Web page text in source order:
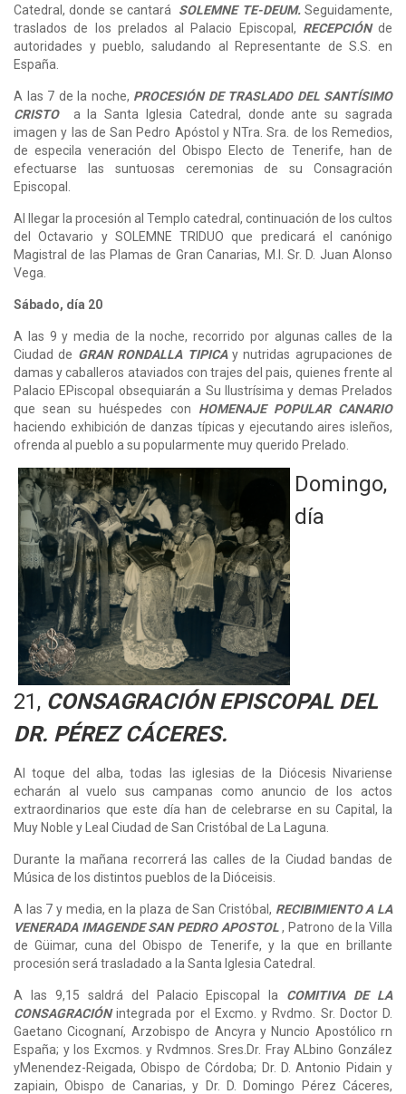
Catedral, donde se cantará SOLEMNE TE-DEUM.Seguidamente,
traslados de los prelados al Palacio Episcopal, RECEPCIÓNde
autoridades y pueblo, saludando al Representante de S.S. en
España.
A las 7 de la noche, PROCESIÓN DE TRASLADO DEL SANTÍSIMO
CRISTOa la Santa Iglesia Catedral, donde ante su sagrada
imagen y las de San Pedro Apóstol y NTra. Sra. de los Remedios,
de especila veneración del Obispo Electo de Tenerife, han de
efectuarse las suntuosas ceremonias de su Consagración
Episcopal.
Al llegar la procesión al Templo catedral, continuación de los cultos
del Octavario y SOLEMNE TRIDUO que predicará el canónigo
Magistral de las Plamas de Gran Canarias, M.I. Sr. D. Juan Alonso
Vega.
Sábado, día 20
A las 9 y media de la noche, recorrido por algunas calles de la
Ciudad de GRAN RONDALLA TIPICAy nutridas agrupaciones de
damas y caballeros ataviados con trajes del pais, quienes frente al
Palacio EPiscopal obsequiarán a Su Ilustrísima y demas Prelados
que sean su huéspedes con HOMENAJE POPULAR CANARIO
haciendo exhibición de danzas típicas y ejecutando aires isleños,
ofrenda al pueblo a su popularmente muy querido Prelado.
Domingo,
día
21, CONSAGRACIÓN EPISCOPAL DEL
DR. PÉREZ CÁCERES.
Al toque del alba, todas las iglesias de la Diócesis Nivariense
echarán al vuelo sus campanas como anuncio de los actos
extraordinarios que este día han de celebrarse en su Capital, la
Muy Noble y Leal Ciudad de San Cristóbal de La Laguna.
Durante la mañana recorrerá las calles de la Ciudad bandas de
Música de los distintos pueblos de la Dióceisis.
A las 7 y media, en la plaza de San Cristóbal, RECIBIMIENTO A LA
VENERADA IMAGENDE SAN PEDRO APOSTOL, Patrono de la Villa
de Güimar, cuna del Obispo de Tenerife, y la que en brillante
procesión será trasladado a la Santa Iglesia Catedral.
A las 9,15 saldrá del Palacio Episcopal la COMITIVA DE LA
CONSAGRACIÓNintegrada por el Excmo. y Rvdmo. Sr. Doctor D.
Gaetano Cicognaní, Arzobispo de Ancyra y Nuncio Apostólico rn
España; y los Excmos. y Rvdmnos. Sres.Dr. Fray ALbino González
yMenendez-Reigada, Obispo de Córdoba; Dr. D. Antonio Pidain y
zapiain, Obispo de Canarias, y Dr. D. Domingo Pérez Cáceres,